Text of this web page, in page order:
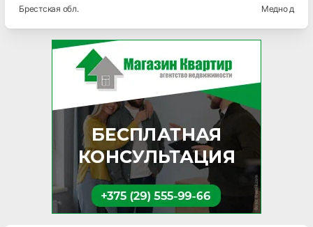
Брестская обл. Медно д